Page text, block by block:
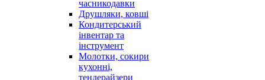
часникодавки
Друшляки, ковші
Кондитерський
інвентар та
інструмент
Молотки, сокири
кухонні,
тендерайзери